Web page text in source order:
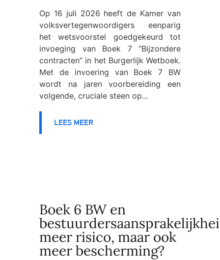
Op 16 juli 2026 heeft de Kamer van
volksvertegenwoordigers eenparig
het wetsvoorstel goedgekeurd tot
invoeging van Boek 7 “Bijzondere
contracten” in het Burgerlijk Wetboek.
Met de invoering van Boek 7 BW
wordt na jaren voorbereiding een
volgende, cruciale steen op...
LEES MEER
Boek 6 BW en
meer risico, maar ook
meer bescherming?